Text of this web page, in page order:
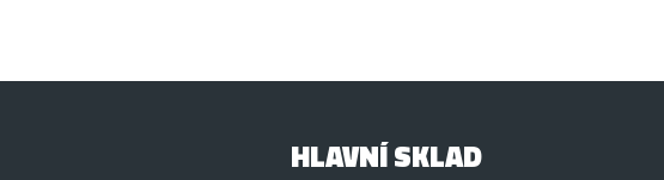
HLAVNÍ SKLAD